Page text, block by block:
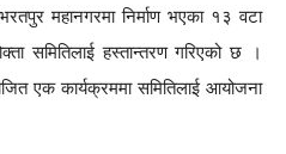
महानगरमा निर्माण भएका १३ वटा
समितिलाई हस्तान्तरण गरिएको छ ।
एक कार्यक्रममा समितिलाई आयोजना